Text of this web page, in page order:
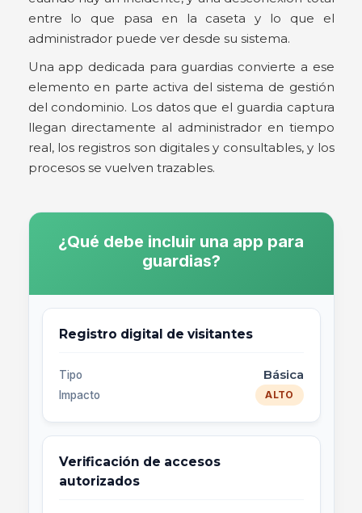
entre lo que pasa en la caseta y lo que el
administrador puede ver desde su sistema.
Una app dedicada para guardias convierte a ese
elemento en parte activa del sistema de gestión
del condominio. Los datos que el guardia captura
llegan directamente al administrador en tiempo
real, los registros son digitales y consultables, y los
procesos se vuelven trazables.
¿Qué debe incluir una app para
guardias?
Registro digital de visitantes
Tipo Básica
Impacto ALTO
Verificación de accesos
autorizados